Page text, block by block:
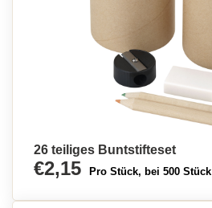
26 teiliges Buntstifteset
€2,15 Pro Stück, bei 500 Stück